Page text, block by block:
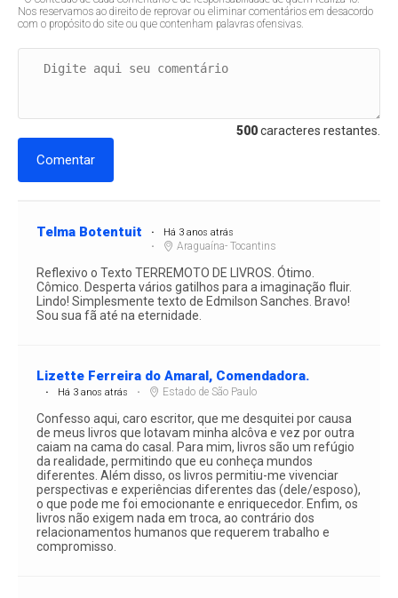
Nos reservamos ao direito de reprovar ou eliminar comentários em desacordo
com o propósito do site ou que contenham palavras ofensivas.
500caracteres restantes.
Comentar
Telma Botentuit Há 3 anos atrás
Araguaína- Tocantins
Reflexivo o Texto TERREMOTO DE LIVROS. Ótimo.
Cômico. Desperta vários gatilhos para a imaginação fluir.
Lindo! Simplesmente texto de Edmilson Sanches. Bravo!
Sou sua fã até na eternidade.
Lizette Ferreira do Amaral, Comendadora.
Há 3 anos atrás Estado de São Paulo
Confesso aqui, caro escritor, que me desquitei por causa
de meus livros que lotavam minha alcôva e vez por outra
caiam na cama do casal. Para mim, livros são um refúgio
da realidade, permitindo que eu conheça mundos
diferentes. Além disso, os livros permitiu-me vivenciar
perspectivas e experiências diferentes das (dele/esposo),
o que pode me foi emocionante e enriquecedor. Enfim, os
livros não exigem nada em troca, ao contrário dos
relacionamentos humanos que requerem trabalho e
compromisso.